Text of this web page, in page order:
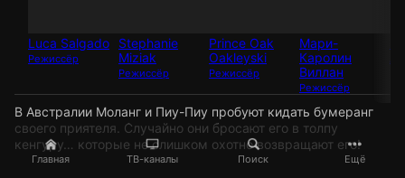
Главная ТВ-каналы Поиск Ещё
Luca Salgado
Режиссёр
Stephanie
Miziak
Режиссёр
Prince Oak
Oakleyski
Режиссёр
Мари-
Каролин
Виллан
Режиссёр
В Австралии Моланг и Пиу-Пиу пробуют кидать бумеранг
своего приятеля. Случайно они бросают его в толпу
кенгуру… которые не слишком охотно возвращают его!